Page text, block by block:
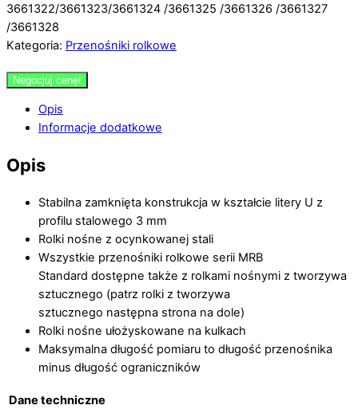
3661322/3661323/3661324 /3661325 /3661326 /3661327
/3661328
Kategoria: Przenośniki rolkowe
Negocjuj cenę!
Opis
Informacje dodatkowe
Opis
Stabilna zamknięta konstrukcja w kształcie litery U z
profilu stalowego 3 mm
Rolki nośne z ocynkowanej stali
Wszystkie przenośniki rolkowe serii MRB
Standard dostępne także z rolkami nośnymi z tworzywa
sztucznego (patrz rolki z tworzywa
sztucznego następna strona na dole)
Rolki nośne ułożyskowane na kulkach
Maksymalna długość pomiaru to długość przenośnika
minus długość ograniczników
Dane techniczne